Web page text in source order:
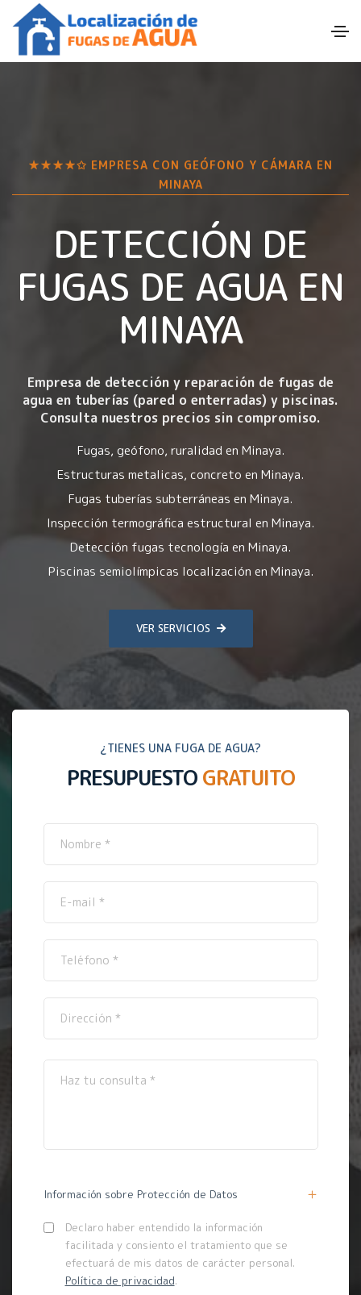
★★★★✩ EMPRESA CON GEÓFONO Y CÁMARA EN
MINAYA
DETECCIÓN DE
FUGAS DE AGUA EN
MINAYA
Empresa de detección y reparación de fugas de
agua en tuberías (pared o enterradas) y piscinas.
Consulta nuestros precios sin compromiso.
Fugas, geófono, ruralidad en Minaya.
Estructuras metalicas, concreto en Minaya.
Fugas tuberías subterráneas en Minaya.
Inspección termográfica estructural en Minaya.
Detección fugas tecnología en Minaya.
Piscinas semiolímpicas localización en Minaya.
VER SERVICIOS
¿TIENES UNA FUGA DE AGUA?
PRESUPUESTO GRATUITO
Información sobre Protección de Datos
Declaro haber entendido la información
facilitada y consiento el tratamiento que se
efectuará de mis datos de carácter personal.
Política de privacidad.